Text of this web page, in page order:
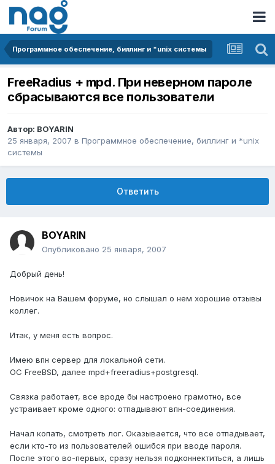
Программное обеспечение, биллинг и *unix системы
FreeRadius + mpd. При неверном пароле
сбрасываются все пользователи
Автор: BOYARIN
25 января, 2007 в Программное обеспечение, биллинг и *unix
системы
Ответить
BOYARIN
Опубликовано 25 января, 2007
Добрый день!
Новичок на Вашем форуме, но слышал о нем хорошие отзывы
коллег.
Итак, у меня есть вопрос.
Имею впн сервер для локальной сети.
ОС FreeBSD, далее mpd+freeradius+postgresql.
Связка работает, все вроде бы настроено грамотно, все
устраивает кроме одного: отпадывают впн-соединения.
Начал копать, смотреть лог. Оказывается, что все отпадывает,
если кто-то из пользователей ошибся при вводе пароля.
После этого во-первых, сразу нельзя подконнектиться, а лишь